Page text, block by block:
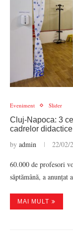
Eveniment Slider
Cluj-Napoca: 3
cadrelor didactice
by admin 22/02/
60.000 de profesori
săptămână, a anunțat
MAI MULT